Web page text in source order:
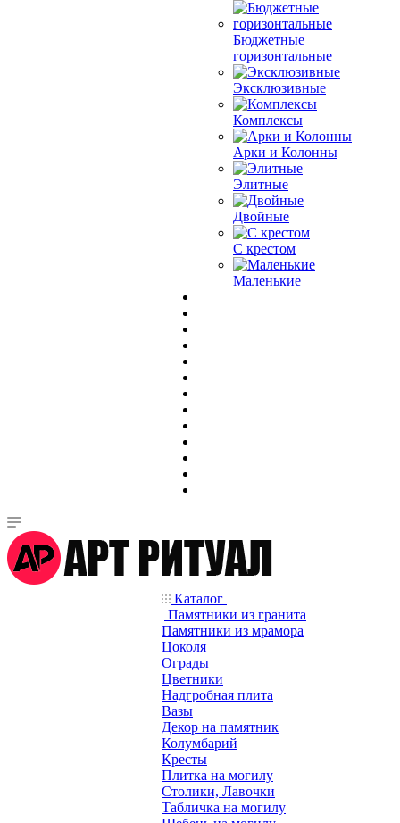
Бюджетные
горизонтальные
Эксклюзивные
Комплексы
Арки и Колонны
Элитные
Двойные
С крестом
Маленькие
Каталог
Памятники из гранита
Памятники из мрамора
Цоколя
Ограды
Цветники
Надгробная плита
Вазы
Декор на памятник
Колумбарий
Кресты
Плитка на могилу
Столики, Лавочки
Табличка на могилу